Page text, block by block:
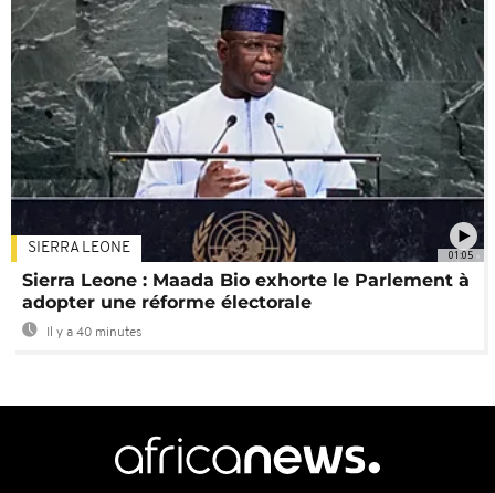
01:05
SIERRA LEONE
Sierra Leone : Maada Bio exhorte le Parlement à
adopter une réforme électorale
Il y a 40 minutes